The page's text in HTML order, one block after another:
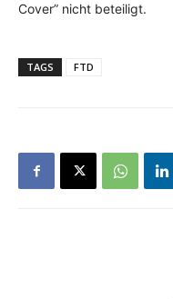
Cover” nicht beteiligt.
TAGS FTD